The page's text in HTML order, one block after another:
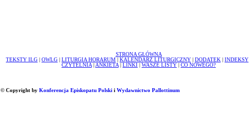
STRONA GŁÓWNA
TEKSTY ILG
OWLG LITURGIA HORARUM KALENDARZ LITURGICZNY DODATEK INDEKSY
CZYTELNIA
ANKIETA LINKI WASZE LISTY CO NOWEGO?
© Copyright by Konferencja Episkopatu Polskii Wydawnictwo Pallottinum